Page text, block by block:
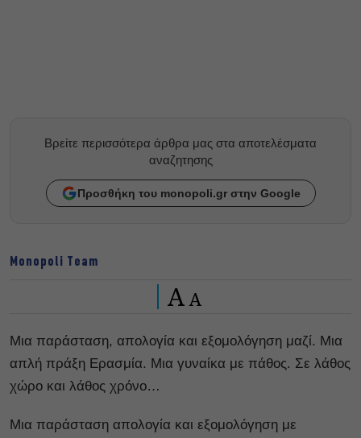
Βρείτε περισσότερα άρθρα μας στα αποτελέσματα
αναζητησης
Προσθήκη του monopoli.gr στην Google
Monopoli Team
A A
Μια παράσταση, απολογία και εξομολόγηση μαζί. Μια
απλή πράξη Ερασμία. Μια γυναίκα με πάθος. Σε λάθος
χώρο και λάθος χρόνο…
Μια παράσταση απολογία και εξομολόγηση με